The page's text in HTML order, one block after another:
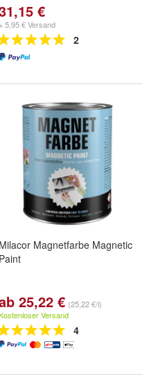
€
+ 5,95 € Versand
2
Milacor Magnetfarbe Magnetic
Paint
25,22 € (25,22 €/l)
Versand
4